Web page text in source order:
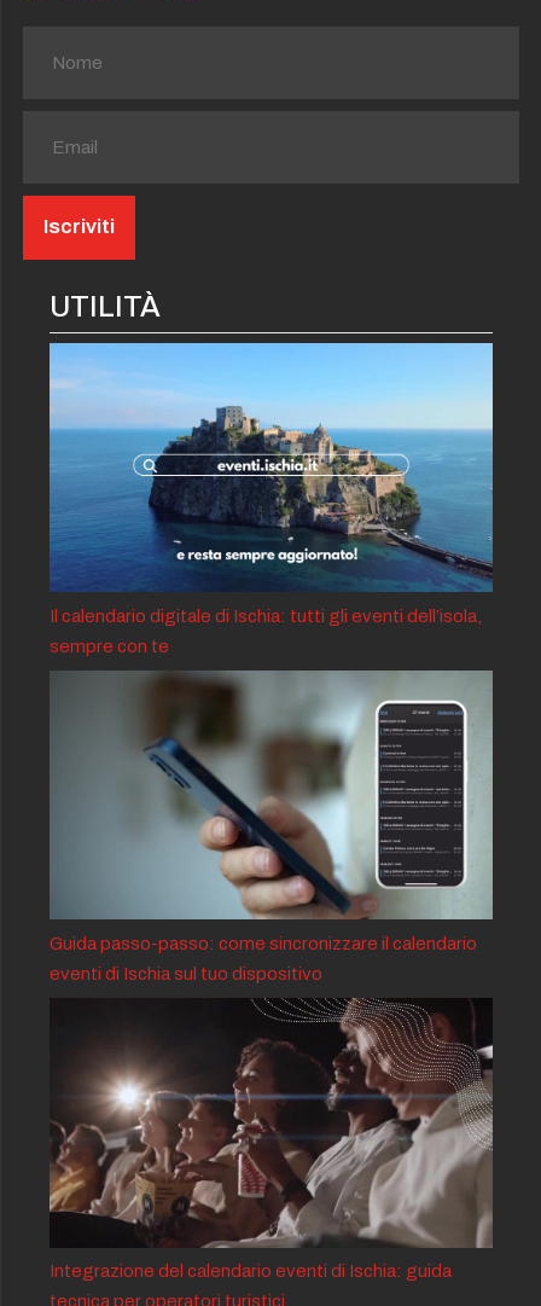
UTILITÀ
Il calendario digitale di Ischia: tutti gli eventi dell’isola,
sempre con te
Guida passo-passo: come sincronizzare il calendario
eventi di Ischia sul tuo dispositivo
Integrazione del calendario eventi di Ischia: guida
tecnica per operatori turistici